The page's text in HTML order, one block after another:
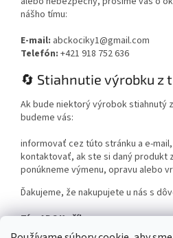
nášho tímu:
E-mail: abckociky1@gmail.com
Telefón: +421 918 752 636
🔄 Stiahnutie výrobku z
Ak bude niektorý výrobok stiahnutý
budeme vás:
informovať cez túto stránku a e-mail,
kontaktovať, ak ste si daný produkt
ponúkneme výmenu, opravu alebo
Ďakujeme, že nakupujete u nás s
Tím ABC Kočíky
www.abckociky.sk